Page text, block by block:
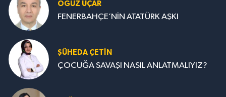
OĞUZ UÇAR
FENERBAHÇE’NİN ATATÜRK AŞKI
ŞÜHEDA ÇETİN
ÇOCUĞA SAVAŞI NASIL ANLATMALIYIZ?